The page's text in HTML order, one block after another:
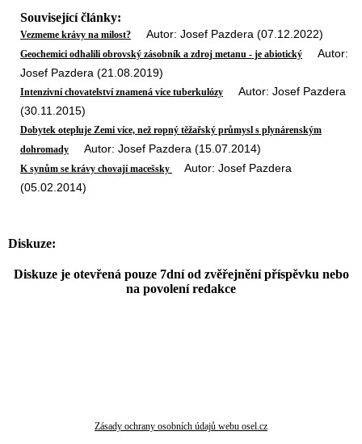
Související články:
Vezmeme krávy na milost? Autor: Josef Pazdera (07.12.2022)
Geochemici odhalili obrovský zásobník a zdroj metanu - je abiotický Autor:
Josef Pazdera (21.08.2019)
Intenzivní chovatelství znamená více tuberkulózy Autor: Josef Pazdera
(30.11.2015)
Dobytek otepluje Zemi více, než ropný těžařský průmysl s plynárenským
dohromady Autor: Josef Pazdera (15.07.2014)
K synům se krávy chovají macešsky
Autor: Josef Pazdera
(05.02.2014)
Diskuze:
Diskuze je otevřená pouze 7dní od zvěřejnění příspěvku nebo
na povolení redakce
Zásady ochrany osobních údajů webu osel.cz